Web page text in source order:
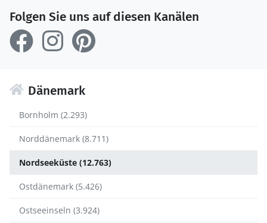
Folgen Sie uns auf diesen Kanälen
Dänemark
Bornholm (2.293)
Norddänemark (8.711)
Nordseeküste (12.763)
Ostdänemark (5.426)
Ostseeinseln (3.924)